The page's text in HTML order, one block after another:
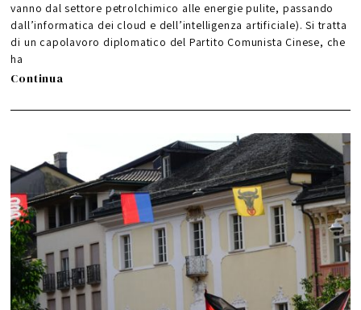
2
0
2
6
vanno dal settore petrolchimico alle energie pulite, passando
dall’informatica dei cloud e dell’intelligenza artificiale). Si tratta
di un capolavoro diplomatico del Partito Comunista Cinese, che
ha
Continua